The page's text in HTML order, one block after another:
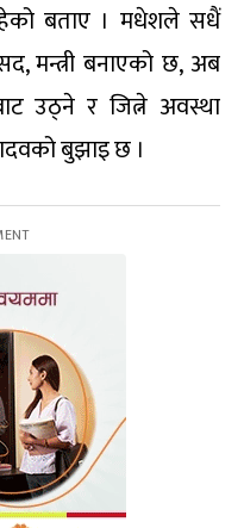
बताए । मधेशले सधैं
मन्त्री बनाएको छ, अब
उठ्ने र जित्ने अवस्था
बुझाइ छ ।